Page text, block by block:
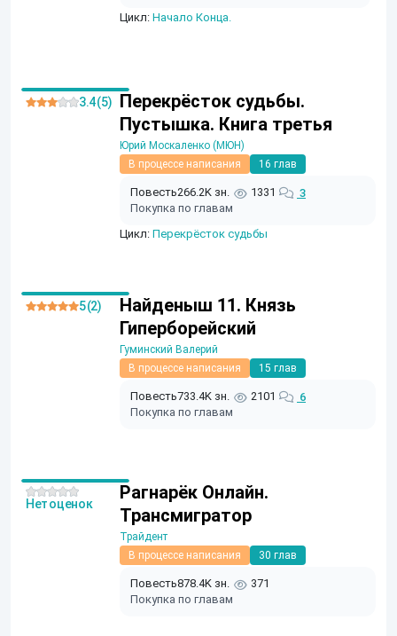
Цикл: Начало Конца.
Перекрёсток судьбы.
Пустышка. Книга третья
Юрий Москаленко (МЮН)
В процессе написания
16 глав
Повесть266.2K зн. 1331
3
Покупка по главам
Цикл: Перекрёсток судьбы
3.4 (5)
Найденыш 11. Князь
Гиперборейский
Гуминский Валерий
В процессе написания
15 глав
Повесть733.4K зн. 2101
6
Покупка по главам
5 (2)
Рагнарёк Онлайн.
Трансмигратор
Трайдент
В процессе написания
30 глав
Повесть878.4K зн.
371
Покупка по главам
Нет оценок